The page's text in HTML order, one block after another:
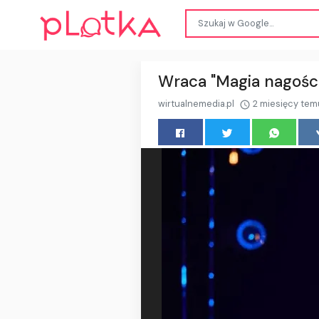
Wraca "Magia
wirtualnemedia.pl 2 miesięcy